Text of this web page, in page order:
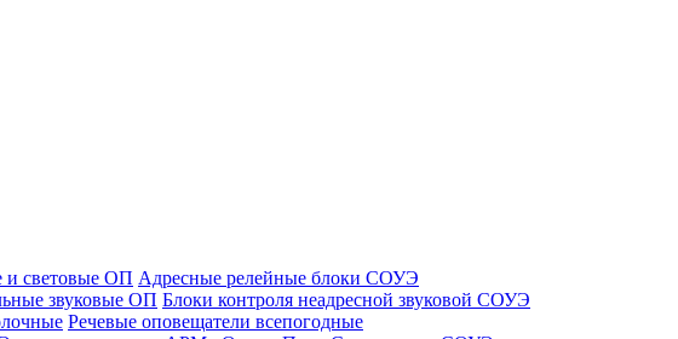
и световые ОП Адресные релейные блоки СОУЭ
звуковые ОП Блоки контроля неадресной звуковой СОУЭ
Речевые оповещатели всепогодные